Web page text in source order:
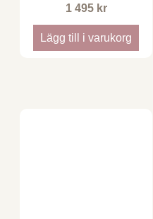
1 495 kr
Lägg till i varukorg